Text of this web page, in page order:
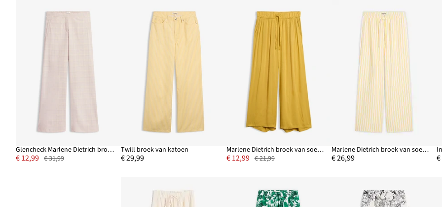
Glencheck Marlene Dietrich broek met viscose
€ 12,99 € 31,99
Twill broek van katoen
€ 29,99
Marlene Dietrich broek van soepele viscose
€ 12,99 € 21,99
Marlene Dietrich broek van soepelvallende viscosemix
€ 26,99